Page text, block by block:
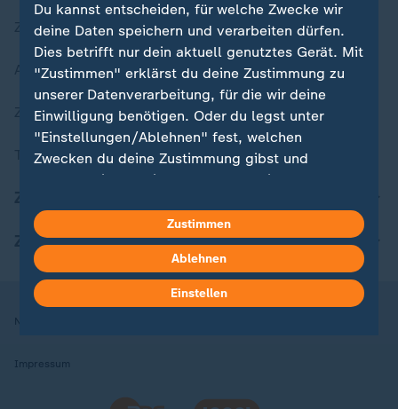
Zuletzt veröffentlicht
Aktuelle Sendungs-Videos
ZDFheute Stories
Themen im Überblick
ZDFheute Apps
Nutzungsbedingungen
Impressum
Du kannst entscheiden, für welche Zwecke wir
deine Daten speichern und verarbeiten dürfen.
Dies betrifft nur dein aktuell genutztes Gerät. Mit
"Zustimmen" erklärst du deine Zustimmung zu
unserer Datenverarbeitung, für die wir deine
Einwilligung benötigen. Oder du legst unter
"Einstellungen/Ablehnen" fest, welchen
Zwecken du deine Zustimmung gibst und
welchen nicht. Deine Datenschutzeinstellungen
in deinen Einstellungen widerrufen oder ändern.
Hier findest du das Impressum.
Weitere Informationen findest du in unserer
Datenschutzerklärung.
Zustimmen
Ablehnen
Einstellen